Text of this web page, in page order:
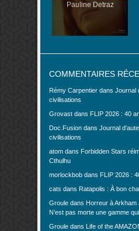
Pauline Detraz
COMMENTAIRES
Rémy Carpentier dans Journal
civilisations
Grovast dans FLIP 2026 : 40
Doc.Fusion dans Journal
civilisations
atom dans Forbidden Stars
Cthulhu
morlockbob dans FLIP 2026 :
cats dans Ratapolis : À bon
Groule dans Horreur à Arkham
N’est pas morte une gamme
Groule dans Life of the